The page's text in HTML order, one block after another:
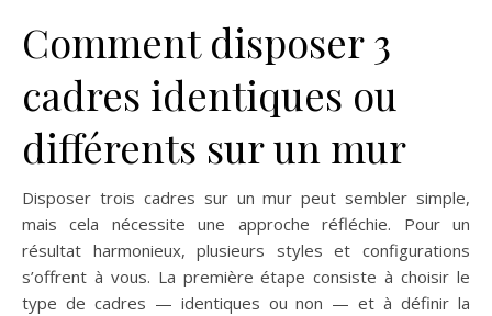
Comment disposer 3
cadres identiques ou
différents sur un mur
Disposer trois cadres sur un mur peut sembler simple,
mais cela nécessite une approche réfléchie. Pour un
résultat harmonieux, plusieurs styles et configurations
s’offrent à vous. La première étape consiste à choisir le
type de cadres — identiques ou non — et à définir la